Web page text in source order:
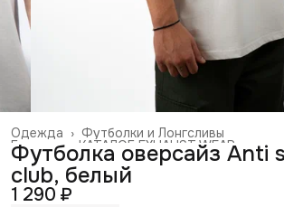
Футболки и Лонгсливы
Одежда ›
КАТАЛОГ EXHAUST WEAR ›
Главная ›
Футболка оверсайз Anti
club, белый
1 290 ₽